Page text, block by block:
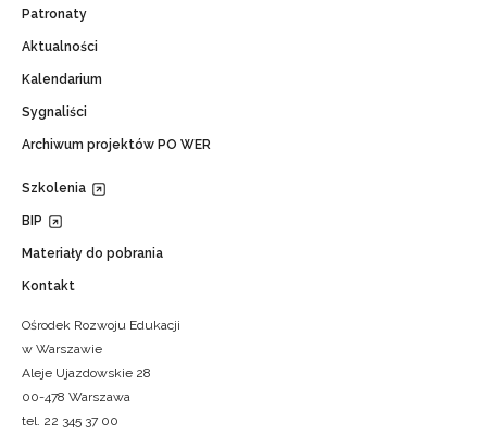
Patronaty
Aktualności
Kalendarium
Sygnaliści
Archiwum projektów PO WER
Szkolenia
BIP
Materiały do pobrania
Kontakt
Ośrodek Rozwoju Edukacji
w Warszawie
Aleje Ujazdowskie 28
00-478 Warszawa
tel. 22 345 37 00